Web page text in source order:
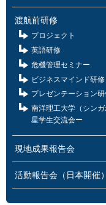
渡航前研修
プロジェクト
英語研修
危機管理セミナー
ビジネスマインド研修
プレゼンテーション
南洋理工大学（シン
星学生交流会ー
現地成果報告会
活動報告会（日本開催）